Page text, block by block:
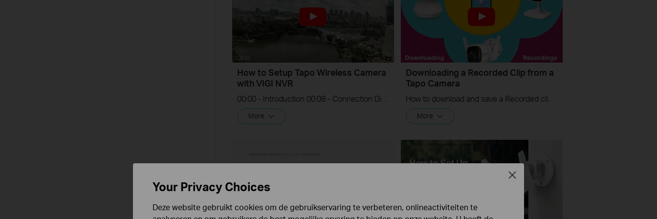
How to Setup Tapo Wireless Camera
with VIGI NVR
More
Downloading a Recorded Clip from a
Tapo Camera
More
Your Privacy Choices
Deze website gebruikt cookies om de gebruikservaring te verbeteren, onlineactiviteiten te
Close